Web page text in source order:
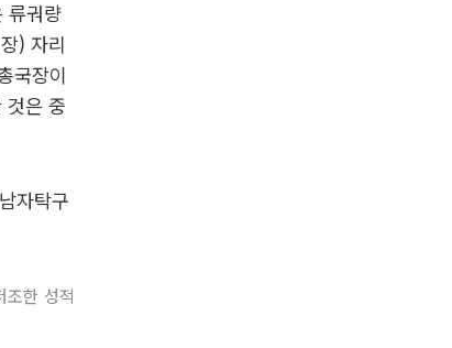
류궈량
) 자리
국장이
것은 중
조한 성적